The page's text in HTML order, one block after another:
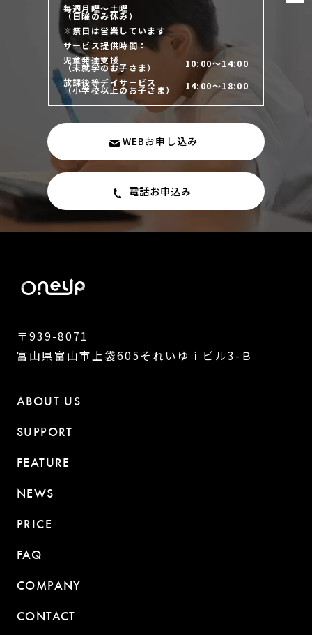
毎週月曜～土曜
（日曜のみ休み）
※祭日は営業しています
サービス提供時間：
児童発達支援
（未就学のお子さま）
10:00～14:00
放課後等デイサービス
（小学校以上のお子さま） 14:00～18:00
WEBお申し込み
電話お申込み
〒939-8071
富山県富山市上袋605それいゆｉビル3-Ｂ
ABOUT US
SUPPORT
FEATURE
NEWS
PRICE
FAQ
COMPANY
CONTACT